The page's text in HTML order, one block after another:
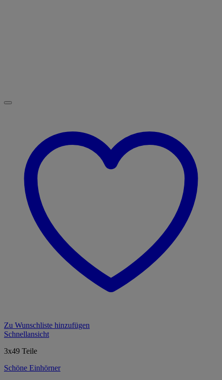
Zu Wunschliste hinzufügen
Schnellansicht
3x49 Teile
Schöne Einhörner